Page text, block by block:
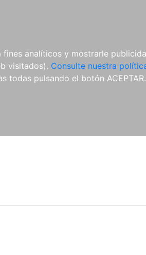
analíticos y mostrarle
visitados). Consulte nuestra
todas pulsando el botón ACEPTAR.